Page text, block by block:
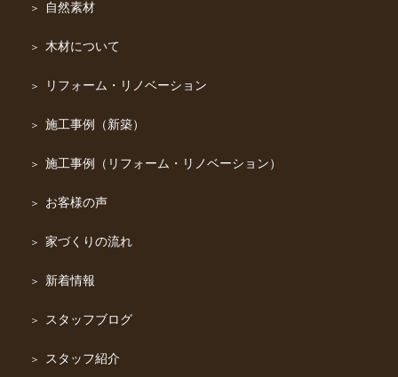
自然素材
木材について
リフォーム・リノベーション
施工事例（新築）
施工事例（リフォーム・リノベーション）
お客様の声
家づくりの流れ
新着情報
スタッフブログ
スタッフ紹介